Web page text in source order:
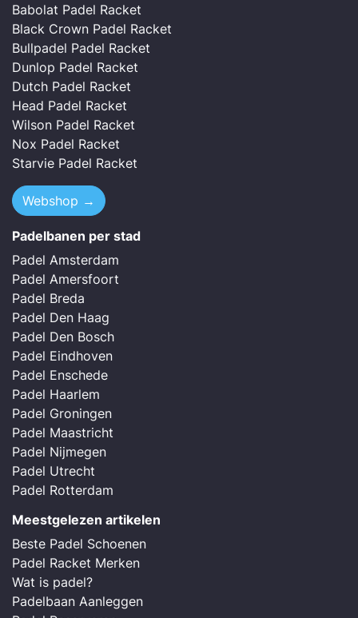
Babolat Padel Racket
Black Crown Padel Racket
Bullpadel Padel Racket
Dunlop Padel Racket
Dutch Padel Racket
Head Padel Racket
Wilson Padel Racket
Nox Padel Racket
Starvie Padel Racket
Webshop →
Padelbanen per stad
Padel Amsterdam
Padel Amersfoort
Padel Breda
Padel Den Haag
Padel Den Bosch
Padel Eindhoven
Padel Enschede
Padel Haarlem
Padel Groningen
Padel Maastricht
Padel Nijmegen
Padel Utrecht
Padel Rotterdam
Meestgelezen artikelen
Beste Padel Schoenen
Padel Racket Merken
Wat is padel?
Padelbaan Aanleggen